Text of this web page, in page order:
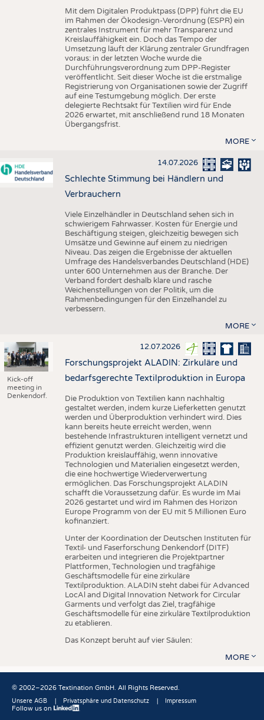
Mit dem Digitalen Produktpass (DPP) führt die EU
im Rahmen der Ökodesign-Verordnung (ESPR) ein
zentrales Instrument für mehr Transparenz und
Kreislauffähigkeit ein. Doch das Tempo der
Umsetzung läuft der Klärung zentraler Grundfragen
voraus: in der letzten Woche wurde die
Durchführungsverordnung zum DPP-Register
veröffentlicht. Seit dieser Woche ist die erstmalige
Registrierung von Organisationen sowie der Zugriff
auf eine Testumgebung möglich. Der erste
delegierte Rechtsakt für Textilien wird für Ende
2026 erwartet, mit anschließend rund 18 Monaten
Übergangsfrist.
MORE
14.07.2026
Schlechte Stimmung bei Händlern und
Verbrauchern
Viele Einzelhändler in Deutschland sehen sich in
schwierigem Fahrwasser. Kosten für Energie und
Beschäftigung steigen, gleichzeitig bewegen sich
Umsätze und Gewinne auf einem zu niedrigen
Niveau. Das zeigen die Ergebnisse der aktuellen
Umfrage des Handelsverbandes Deutschland (HDE)
unter 600 Unternehmen aus der Branche. Der
Verband fordert deshalb klare und rasche
Weichenstellungen von der Politik, um die
Rahmenbedingungen für den Einzelhandel zu
verbessern.
MORE
Kick-off
meeting in
Denkendorf.
12.07.2026
Forschungsprojekt ALADIN: Zirkuläre und
bedarfsgerechte Textilproduktion in Europa
Die Produktion von Textilien kann nachhaltig
gestaltet werden, indem kurze Lieferketten genutzt
werden und Überproduktion verhindert wird. Dies
kann bereits heute erreicht werden, wenn
bestehende Infrastrukturen intelligent vernetzt und
effizient genutzt werden. Gleichzeitig wird die
Produktion kreislauffähig, wenn innovative
Technologien und Materialien eingesetzt werden,
die eine hochwertige Wiederverwertung
ermöglichen. Das Forschungsprojekt ALADIN
schafft die Voraussetzung dafür. Es wurde im Mai
2026 gestartet und wird im Rahmen des Horizon
Europe Programm von der EU mit 5 Millionen Euro
kofinanziert.
Unter der Koordination der Deutschen Instituten für
Textil- und Faserforschung Denkendorf (DITF)
erarbeiten und integrieren die Projektpartner
Plattformen, Technologien und tragfähige
Geschäftsmodelle für eine zirkuläre
Textilproduktion. ALADIN steht dabei für Advanced
LocAl and Digital Innovation Network for Circular
Garments und verfolgt das Ziel, tragfähige
Geschäftsmodelle für eine zirkuläre Textilproduktion
zu etablieren.
Das Konzept beruht auf vier Säulen:
MORE
© 2002–2026 Textination GmbH. All Rights Reserved.
Fußbereich
Unsere AGB Privatsphäre und Datenschutz Impressum
Follow us on